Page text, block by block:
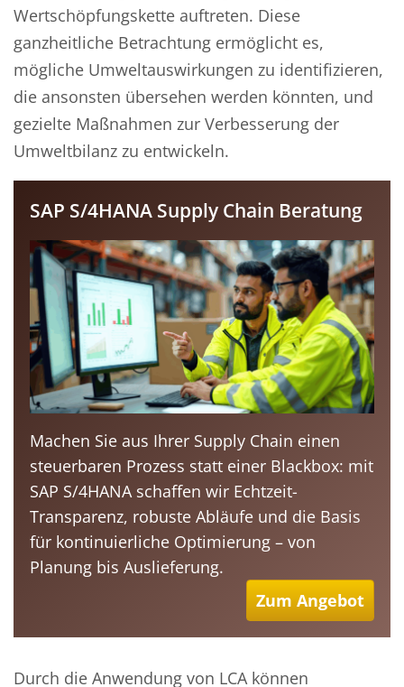
Wertschöpfungskette auftreten. Diese
ganzheitliche Betrachtung ermöglicht es,
mögliche Umweltauswirkungen zu identifizieren,
die ansonsten übersehen werden könnten, und
gezielte Maßnahmen zur Verbesserung der
Umweltbilanz zu entwickeln.
SAP S/4HANA Supply Chain Beratung
Machen Sie aus Ihrer Supply Chain einen
steuerbaren Prozess statt einer Blackbox: mit
SAP S/4HANA schaffen wir Echtzeit-
Transparenz, robuste Abläufe und die Basis
für kontinuierliche Optimierung – von
Planung bis Auslieferung.
Zum Angebot
Durch die Anwendung von LCA können